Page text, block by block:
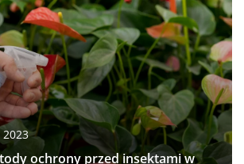
ochrony przed insektami w